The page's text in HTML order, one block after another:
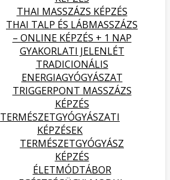
THAI MASSZÁZS KÉPZÉS
THAI TALP ÉS LÁBMASSZÁZS
– ONLINE KÉPZÉS + 1 NAP
GYAKORLATI JELENLÉT
TRADICIONÁLIS
ENERGIAGYÓGYÁSZAT
TRIGGERPONT MASSZÁZS
KÉPZÉS
TERMÉSZETGYÓGYÁSZATI
KÉPZÉSEK
TERMÉSZETGYÓGYÁSZ
KÉPZÉS
ÉLETMÓDTÁBOR